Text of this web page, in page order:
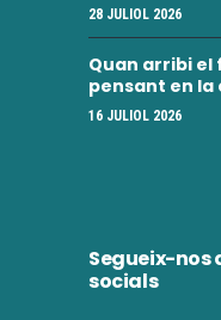
28 JULIOL 2026
Quan arribi
pensant en la
16 JULIOL 2026
Segueix-nos
socials